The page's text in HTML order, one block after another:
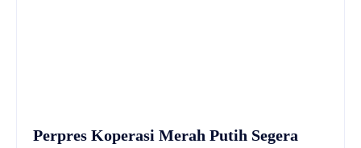
Perpres Koperasi Merah Putih Segera